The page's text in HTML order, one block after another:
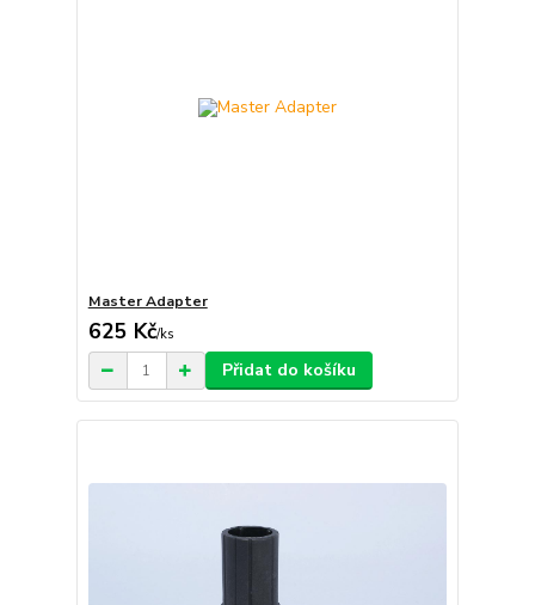
Master Adapter
625 Kč/ks
Přidat do košíku